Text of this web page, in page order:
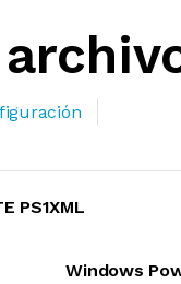
PS1XML
Windows